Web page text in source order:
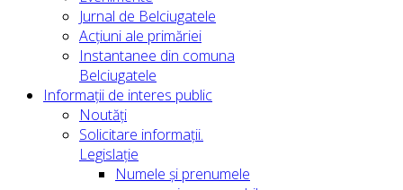
Jurnal de Belciugatele
Acțiuni ale primăriei
Instantanee din comuna
Belciugatele
Informații de interes public
Noutăți
Solicitare informații.
Legislație
Numele și prenumele